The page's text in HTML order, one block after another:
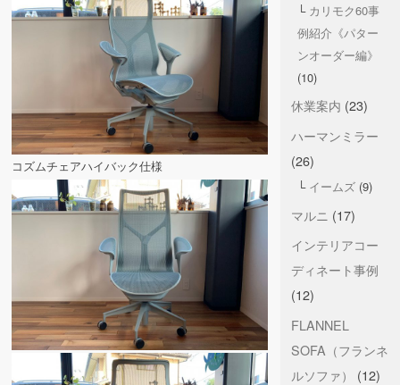
コズムチェアハイバック仕様
カリモク60事
例紹介《パター
ンオーダー編》
(10)
休業案内 (23)
ハーマンミラー
(26)
イームズ(9)
マルニ (17)
インテリアコー
ディネート事例
(12)
FLANNEL
SOFA（フランネ
ルソファ）
(12)